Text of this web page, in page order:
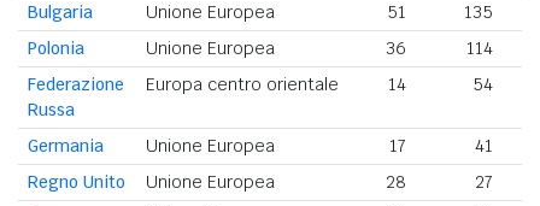
Bulgaria
Unione Europea 51 135
Polonia
Unione Europea 36 114
Federazione
Russa
Europa centro orientale 14 54
Germania Unione Europea 17 41
Regno Unito
Unione Europea 28 27